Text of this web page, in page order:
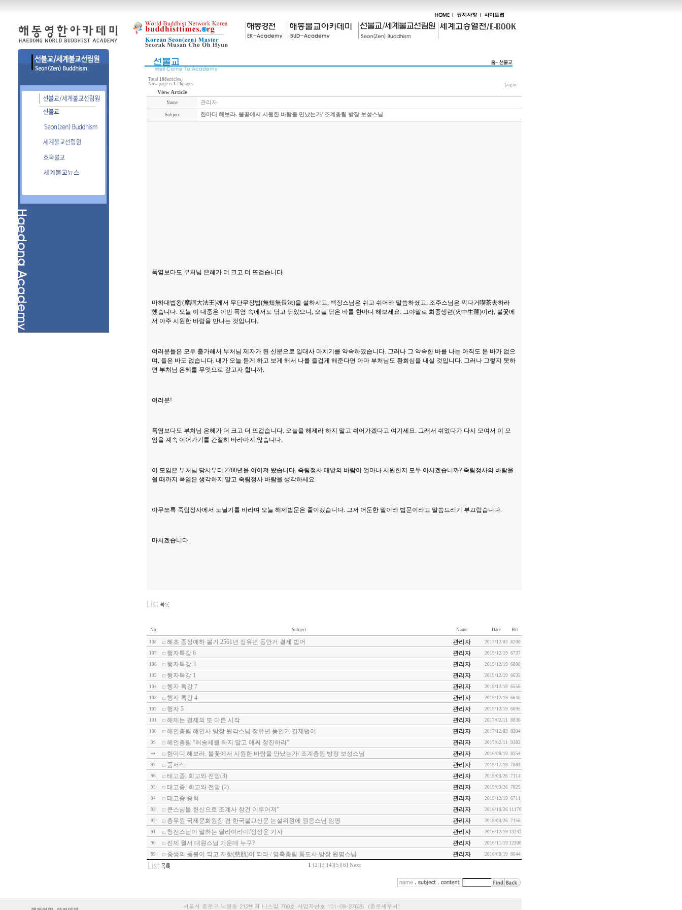
Total 108articles,
Now page is 1 / 6pages Login
View Article
Name 관리자
Subject 한마디 해보라. 불꽃에서 시원한 바람을 만났는가/ 조계총림 방장 보성스님
폭염보다도 부처님 은혜가 더 크고 더 뜨겁습니다.
마하대법왕(摩訶大法王)께서 무단무장법(無短無長法)을 설하시고, 백장스님은 쉬고 쉬어라 말씀하셨고, 조주스님은 끽다거喫茶去하라
했습니다. 오늘 이 대중은 이번 폭염 속에서도 닦고 닦았으니, 오늘 닦은 바를 한마디 해보세요. 그야말로 화중생련(火中生蓮)이라, 불꽃에
서 아주 시원한 바람을 만나는 것입니다.
여러분들은 모두 출가해서 부처님 제자가 된 신분으로 일대사 마치기를 약속하였습니다. 그러나 그 약속한 바를 나는 아직도 본 바가 없으
며, 들은 바도 없습니다. 내가 오늘 듣게 하고 보게 해서 나를 즐겁게 해준다면 아마 부처님도 환희심을 내실 것입니다. 그러나 그렇지 못하
면 부처님 은혜를 무엇으로 갚고자 합니까.
여러분!
폭염보다도 부처님 은혜가 더 크고 더 뜨겁습니다. 오늘을 해제라 하지 말고 쉬어가겠다고 여기세요. 그래서 쉬었다가 다시 모여서 이 모
임을 계속 이어가기를 간절히 바라마지 않습니다.
이 모임은 부처님 당시부터 2700년을 이어져 왔습니다. 죽림정사 대밭의 바람이 얼마나 시원한지 모두 아시겠습니까? 죽림정사의 바람을
쐴 때까지 폭염은 생각하지 말고 죽림정사 바람을 생각하세요
아무쪼록 죽림정사에서 노닐기를 바라며 오늘 해제법문은 줄이겠습니다. 그저 어둔한 말이라 법문이라고 말씀드리기 부끄럽습니다.
마치겠습니다.
No Subject Name Date Hit
108 혜초 종정예하 불기 2561년 정유년 동안거 결제 법어 관리자 2017/12/03 8200
107 행자특강 6 관리자 2019/12/19 6737
106 행자특강 3 관리자 2019/12/19 6800
105 행자특강 1 관리자 2019/12/19 6635
104 행자 특강 7 관리자 2019/12/19 6556
103 행자 특강 4 관리자 2019/12/19 6640
102 행자 5 관리자 2019/12/19 6695
101 해제는 결제의 또 다른 시작 관리자 2017/02/11 8836
100 해인총림 해인사 방장 원각스님 정유년 동안거 결제법어 관리자 2017/12/03 8304
99 해인총림 “허송세월 하지 말고 애써 정진하라” 관리자 2017/02/11 9382
한마디 해보라. 불꽃에서 시원한 바람을 만났는가/ 조계총림 방장 보성스님 관리자 2016/08/19 8254
97 품서식 관리자 2019/12/19 7083
96 태고종, 회고와 전망(3) 관리자 2019/03/26 7114
95 태고종, 회고와 전망 (2) 관리자 2019/03/26 7025
94 태고종 종회 관리자 2019/12/19 6711
93 큰스님들 헌신으로 조계사 창건 이루어져” 관리자 2016/10/26 11170
92 총무원 국제문화원장 겸 한국불교신문 논설위원에 원응스님 임명 관리자 2019/03/26 7156
91 청전스님이 말하는 달라이라마/정성운 기자 관리자 2016/12/19 13242
90 진제 월서 대원스님 가운데 누구? 관리자 2016/11/19 12300
89 중생의 등불이 되고 자항(慈航)이 되라 / 영축총림 통도사 방장 원명스님 관리자 2016/08/19 8644
1 [2] [3] [4] [5] [6] Next